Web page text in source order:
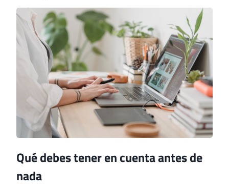
Qué debes tener en cuenta antes de
nada